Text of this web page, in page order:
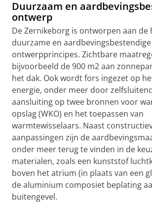
Duurzaam en
ontwerp
De Zernikeborg is ontworpen aan de
duurzame en aardbevingsbestendige
ontwerpprincipes. Zichtbare
bijvoorbeeld de 900 m2 aan
het dak. Ook wordt fors ingezet op
energie, onder meer door
aansluiting op twee bronnen voor
opslag (WKO) en het toepassen van
warmtewisselaars. Naast
aanpassingen zijn de
onder meer terug te vinden in de
materialen, zoals een kunststof
boven het atrium (in plaats van een
de aluminium composiet beplating
buitengevel.